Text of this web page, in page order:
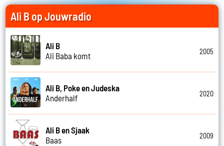
Ali B op Jouwradio
Ali B
Ali Baba komt
2005
Ali B, Poke en Judeska
Anderhalf
2020
Ali B en Sjaak
Baas
2009